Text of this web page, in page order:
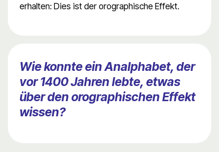
erhalten: Dies ist der orographische Effekt.
Wie konnte ein Analphabet, der
vor 1400 Jahren lebte, etwas
über den orographischen Effekt
wissen?